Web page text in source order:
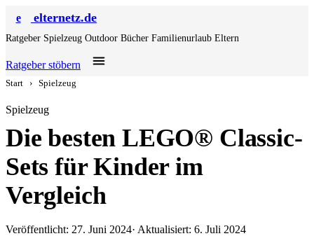
e elternetz.de
Ratgeber Spielzeug Outdoor Bücher Familienurlaub Eltern
Ratgeber stöbern
Start › Spielzeug
Spielzeug
Die besten LEGO® Classic-
Sets für Kinder im
Vergleich
Veröffentlicht: 27. Juni 2024· Aktualisiert: 6. Juli 2024